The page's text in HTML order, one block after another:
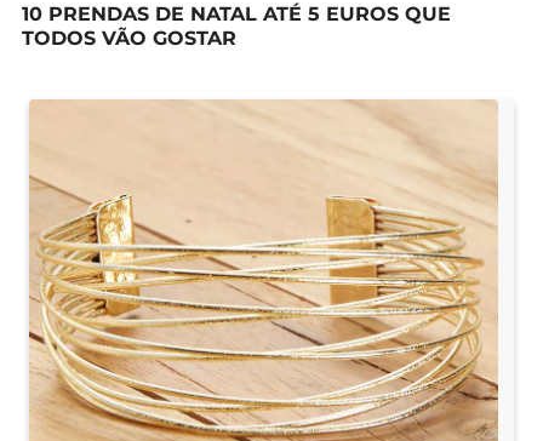
10 PRENDAS DE NATAL ATÉ 5 EUROS QUE
TODOS VÃO GOSTAR